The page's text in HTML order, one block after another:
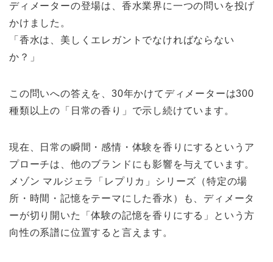
ディメーターの登場は、香水業界に一つの問いを投げ
かけました。
「香水は、美しくエレガントでなければならない
か？」
この問いへの答えを、30年かけてディメーターは300
種類以上の「日常の香り」で示し続けています。
現在、日常の瞬間・感情・体験を香りにするというア
プローチは、他のブランドにも影響を与えています。
メゾン マルジェラ「レプリカ」シリーズ（特定の場
所・時間・記憶をテーマにした香水）も、ディメータ
ーが切り開いた「体験の記憶を香りにする」という方
向性の系譜に位置すると言えます。